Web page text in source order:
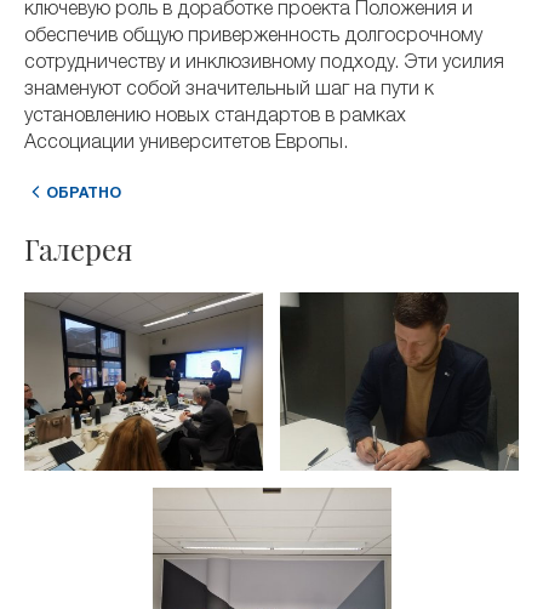
ключевую роль в доработке проекта Положения и
обеспечив общую приверженность долгосрочному
сотрудничеству и инклюзивному подходу. Эти усилия
знаменуют собой значительный шаг на пути к
установлению новых стандартов в рамках
Ассоциации университетов Европы.
ОБРАТНО
Галерея